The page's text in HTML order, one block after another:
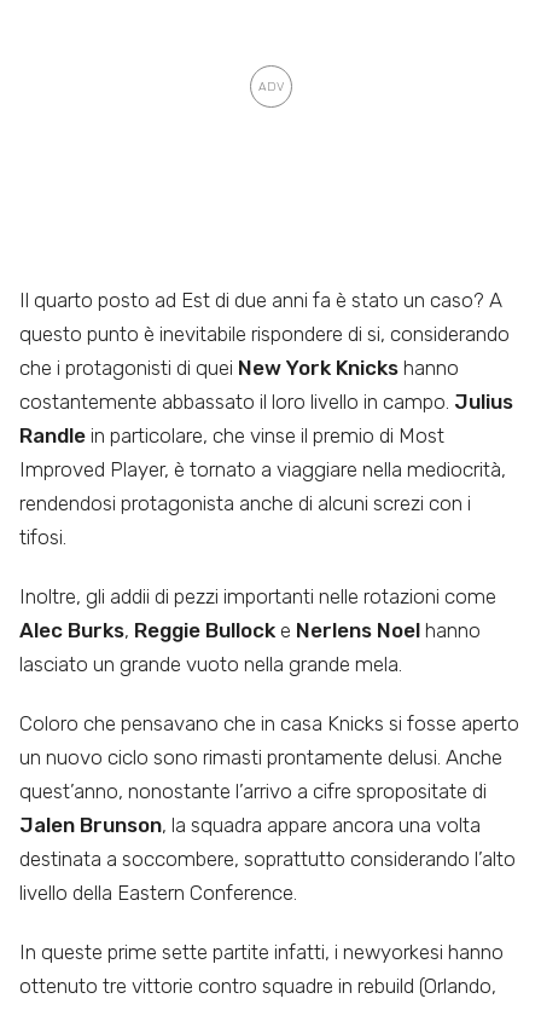
Il quarto posto ad Est di due anni fa è stato un caso? A
questo punto è inevitabile rispondere di si, considerando
che i protagonisti di quei New York Knicks hanno
costantemente abbassato il loro livello in campo. Julius
Randle in particolare, che vinse il premio di Most
Improved Player, è tornato a viaggiare nella mediocrità,
rendendosi protagonista anche di alcuni screzi con i
tifosi.
Inoltre, gli addii di pezzi importanti nelle rotazioni come
Alec Burks, Reggie Bullock e Nerlens Noel hanno
lasciato un grande vuoto nella grande mela.
Coloro che pensavano che in casa Knicks si fosse aperto
un nuovo ciclo sono rimasti prontamente delusi. Anche
quest’anno, nonostante l’arrivo a cifre spropositate di
Jalen Brunson, la squadra appare ancora una volta
destinata a soccombere, soprattutto considerando l’alto
livello della Eastern Conference.
In queste prime sette partite infatti, i newyorkesi hanno
ottenuto tre vittorie contro squadre in rebuild (Orlando,